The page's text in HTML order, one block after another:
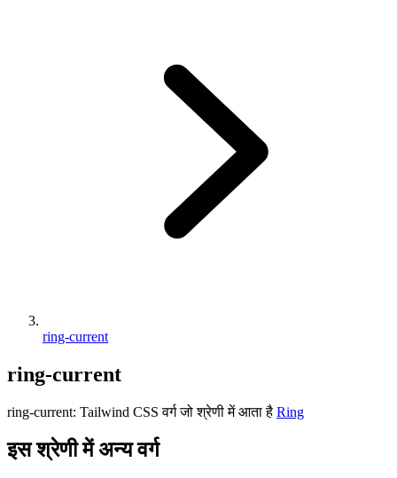
ring-current
ring-current
ring-current: Tailwind CSS वर्ग जो श्रेणी में आता है Ring
इस श्रेणी में अन्य वर्ग